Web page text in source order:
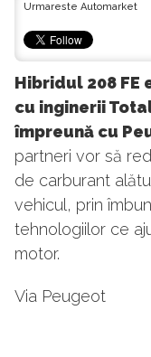
Urmareste Automarket
Hibridul 208
cu inginerii
împreună cu
partneri vor să
de carburant
vehicul, prin
tehnologiilor ce
motor.
Via Peugeot